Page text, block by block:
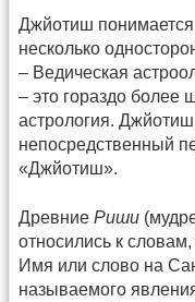
Джйотиш
несколько
– Ведическая
– это гораздо более
астрология.
непосредственный
«Джйотиш».
Древние Риши
относились к
Имя или слово на
называемого